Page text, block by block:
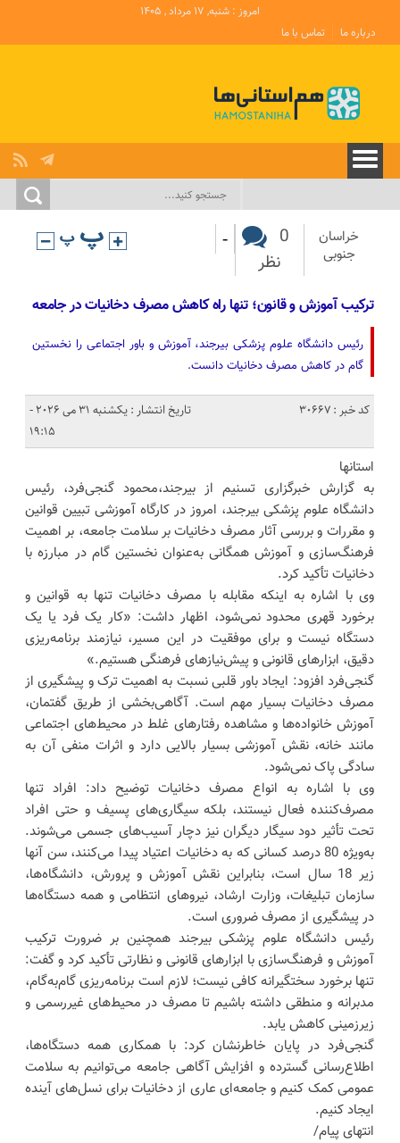
امروز : شنبه, ۱۷ مرداد , ۱۴۰۵
درباره ما
تماس با ما
خراسان
جنوبی
0
نظر
-
ترکیب آموزش و قانون؛ تنها راه کاهش مصرف دخانیات در جامعه
رئیس دانشگاه علوم پزشکی بیرجند، آموزش و باور اجتماعی را نخستین
گام در کاهش مصرف دخانیات دانست.
کد خبر : 30667
تاریخ انتشار : یکشنبه 31 می 2026 -
19:15
استانها
به گزارش خبرگزاری تسنیم از بیرجند،محمود گنجی‌فرد، رئیس
دانشگاه علوم پزشکی بیرجند، امروز در کارگاه آموزشی تبیین قوانین
و مقررات و بررسی آثار مصرف دخانیات بر سلامت جامعه، بر اهمیت
فرهنگ‌سازی و آموزش همگانی به‌عنوان نخستین گام در مبارزه با
دخانیات تأکید کرد.
وی با اشاره به اینکه مقابله با مصرف دخانیات تنها به قوانین و
برخورد قهری محدود نمی‌شود، اظهار داشت: «کار یک فرد یا یک
دستگاه نیست و برای موفقیت در این مسیر، نیازمند برنامه‌ریزی
دقیق، ابزارهای قانونی و پیش‌نیازهای فرهنگی هستیم.»
گنجی‌فرد افزود: ایجاد باور قلبی نسبت به اهمیت ترک و پیشگیری از
مصرف دخانیات بسیار مهم است. آگاهی‌بخشی از طریق گفتمان،
آموزش خانواده‌ها و مشاهده رفتارهای غلط در محیط‌های اجتماعی
مانند خانه، نقش آموزشی بسیار بالایی دارد و اثرات منفی آن به
سادگی پاک نمی‌شود.
وی با اشاره به انواع مصرف دخانیات توضیح داد: افراد تنها
مصرف‌کننده فعال نیستند، بلکه سیگاری‌های پسیف و حتی افراد
تحت تأثیر دود سیگار دیگران نیز دچار آسیب‌های جسمی می‌شوند.
به‌ویژه 80 درصد کسانی که به دخانیات اعتیاد پیدا می‌کنند، سن آنها
زیر 18 سال است، بنابراین نقش آموزش و پرورش، دانشگاه‌ها،
سازمان تبلیغات، وزارت ارشاد، نیروهای انتظامی و همه دستگاه‌ها
در پیشگیری از مصرف ضروری است.
رئیس دانشگاه علوم پزشکی بیرجند همچنین بر ضرورت ترکیب
آموزش و فرهنگ‌سازی با ابزارهای قانونی و نظارتی تأکید کرد و گفت:
تنها برخورد سختگیرانه کافی نیست؛ لازم است برنامه‌ریزی گام‌به‌گام،
مدبرانه و منطقی داشته باشیم تا مصرف در محیط‌های غیررسمی و
زیرزمینی کاهش یابد.
گنجی‌فرد در پایان خاطرنشان کرد: با همکاری همه دستگاه‌ها،
اطلاع‌رسانی گسترده و افزایش آگاهی جامعه می‌توانیم به سلامت
عمومی کمک کنیم و جامعه‌ای عاری از دخانیات برای نسل‌های آینده
ایجاد کنیم.
انتهای پیام/